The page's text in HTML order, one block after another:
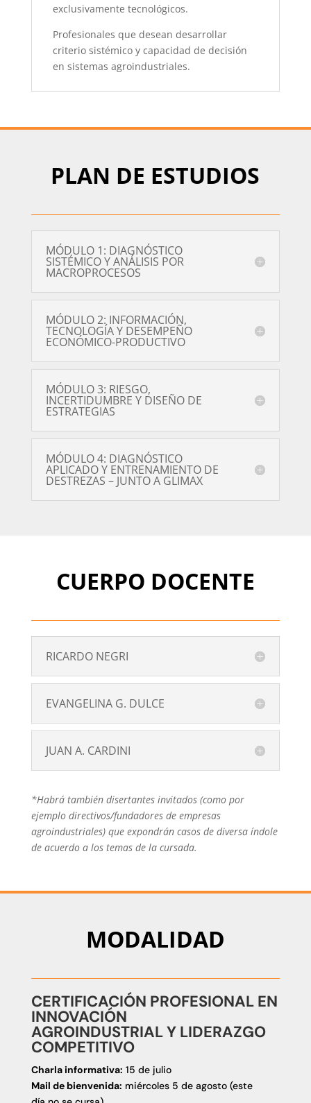
exclusivamente tecnológicos.
Profesionales que desean desarrollar
criterio sistémico y capacidad de decisión
en sistemas agroindustriales.
PLAN DE ESTUDIOS
MÓDULO 1: DIAGNÓSTICO
SISTÉMICO Y ANÁLISIS POR
MACROPROCESOS
MÓDULO 2: INFORMACIÓN,
TECNOLOGÍA Y DESEMPEÑO
ECONÓMICO-PRODUCTIVO
MÓDULO 3: RIESGO,
INCERTIDUMBRE Y DISEÑO DE
ESTRATEGIAS
MÓDULO 4: DIAGNÓSTICO
APLICADO Y ENTRENAMIENTO DE
DESTREZAS – JUNTO A GLIMAX
CUERPO DOCENTE
RICARDO NEGRI
EVANGELINA G. DULCE
JUAN A. CARDINI
*Habrá también disertantes invitados (como por
ejemplo directivos/fundadores de empresas
agroindustriales) que expondrán casos de diversa índole
de acuerdo a los temas de la cursada.
MODALIDAD
CERTIFICACIÓN PROFESIONAL EN
INNOVACIÓN
AGROINDUSTRIAL Y LIDERAZGO
COMPETITIVO
Charla informativa: 15 de julio
Mail de bienvenida: miércoles 5 de agosto (este